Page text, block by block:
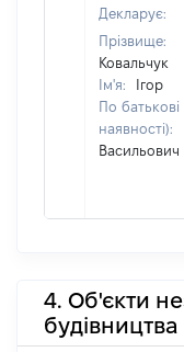
Декларує:
Прізвище:
Ковальчук
Ім'я:
Ігор
По батькові
наявності):
Васильович
4. Об'єкти
будівництва